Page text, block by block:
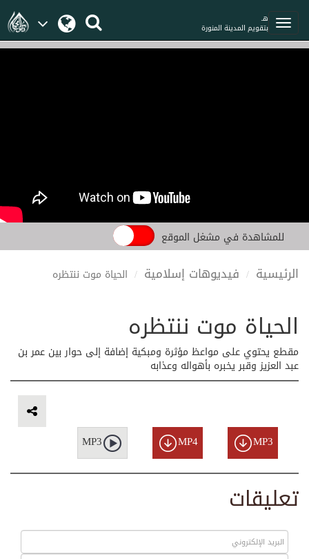
هـ
بتقويم المدينة المنورة
للمشاهدة في مشغل الموقع
الرئيسية فيديوهات إسلامية الحياة موت ننتظره
الحياة موت ننتظره
مقطع يحتوي على مواعظ مؤثرة ومبكية إضافة إلى حوار بين عمر بن
عبد العزيز وقبر يخبره بأهواله وعذابه
MP3
MP4
MP3
تعليقات